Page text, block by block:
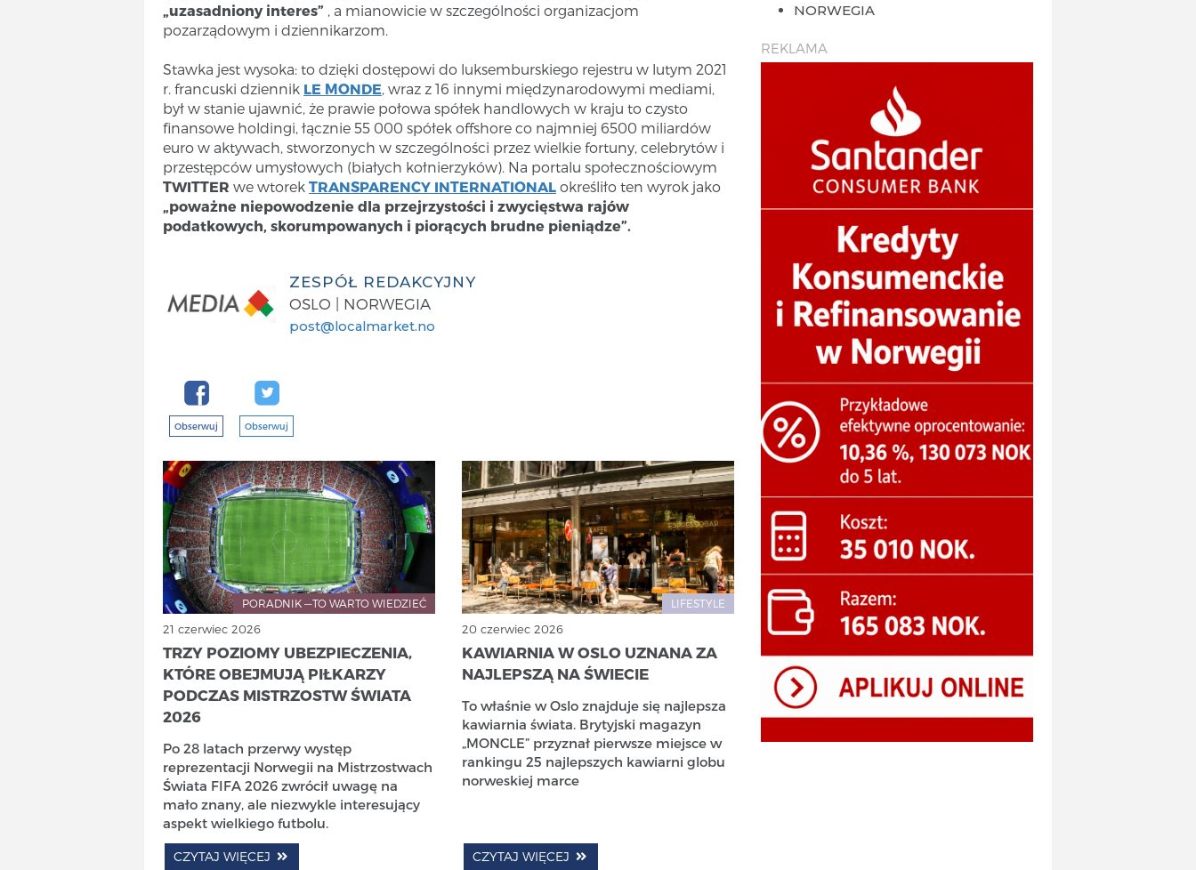
„uzasadniony interes” , a mianowicie w szczególności organizacjom
pozarządowym i dziennikarzom.
Stawka jest wysoka: to dzięki dostępowi do luksemburskiego rejestru w lutym 2021
r. francuski dziennik LE MONDE, wraz z 16 innymi międzynarodowymi mediami,
był w stanie ujawnić, że prawie połowa spółek handlowych w kraju to czysto
finansowe holdingi, łącznie 55 000 spółek offshore co najmniej 6500 miliardów
euro w aktywach, stworzonych w szczególności przez wielkie fortuny, celebrytów i
przestępców umysłowych (białych kołnierzyków). Na portalu społecznościowym
TWITTER we wtorek TRANSPARENCY INTERNATIONAL określiło ten wyrok jako
„poważne niepowodzenie dla przejrzystości i zwycięstwa rajów
podatkowych, skorumpowanych i piorących brudne pieniądze”.
ZESPÓŁ REDAKCYJNY
OSLO | NORWEGIA
post@localmarket.no
Obserwuj Obserwuj
PORADNIK —TO WARTO WIEDZIEĆ
21 czerwiec 2026
TRZY POZIOMY UBEZPIECZENIA,
KTÓRE OBEJMUJĄ PIŁKARZY
PODCZAS MISTRZOSTW ŚWIATA
2026
Po 28 latach przerwy występ
reprezentacji Norwegii na Mistrzostwach
Świata FIFA 2026 zwrócił uwagę na
mało znany, ale niezwykle interesujący
aspekt wielkiego futbolu.
CZYTAJ WIĘCEJ
LIFESTYLE
20 czerwiec 2026
KAWIARNIA W OSLO UZNANA ZA
NAJLEPSZĄ NA ŚWIECIE
To właśnie w Oslo znajduje się najlepsza
kawiarnia świata. Brytyjski magazyn
„MONCLE” przyznał pierwsze miejsce w
rankingu 25 najlepszych kawiarni globu
norweskiej marce
CZYTAJ WIĘCEJ
NORWEGIA
REKLAMA